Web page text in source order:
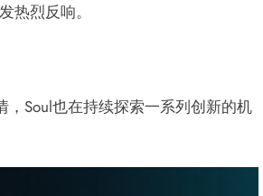
热烈反响。
Soul也在持续探索一系列创新的机
CNAPP）领导力指南针报告中被评为领导者